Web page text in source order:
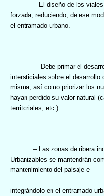
– El diseño de los
forzada, reduciendo, de ese
el entramado urbano.
– Debe primar el
intersticiales sobre el desarrollo
misma, así como priorizar los
hayan perdido su valor natural
territoriales, etc.).
– Las zonas de ribera
Urbanizables se mantendrán
mantenimiento del paisaje e
integrándolo en el entramado